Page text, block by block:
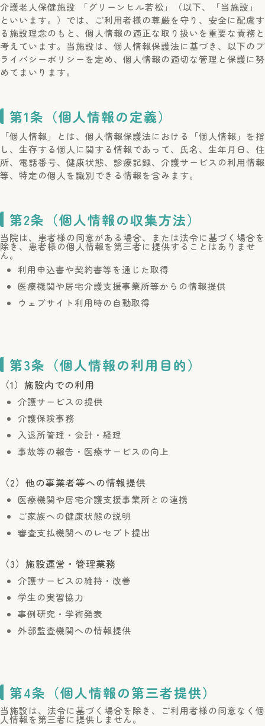
介護老人保健施設 「グリーンヒル若松」（以下、「当施設」
といいます。）では、ご利用者様の尊厳を守り、安全に配慮す
る施設理念のもと、個人情報の適正な取り扱いを重要な責務と
考えています。当施設は、個人情報保護法に基づき、以下のプ
ライバシーポリシーを定め、個人情報の適切な管理と保護に努
めてまいります。
第1条（個人情報の定義）
「個人情報」とは、個人情報保護法における「個人情報」を指
し、生存する個人に関する情報であって、氏名、生年月日、住
所、電話番号、健康状態、診療記録、介護サービスの利用情報
等、特定の個人を識別できる情報を含みます。
第2条（個人情報の収集方法）
当院は、患者様の同意がある場合、または法令に基づく場合を
除き、患者様の個人情報を第三者に提供することはありませ
ん。
利用申込書や契約書等を通じた取得
医療機関や居宅介護支援事業所等からの情報提供
ウェブサイト利用時の自動取得
第3条（個人情報の利用目的）
（1）施設内での利用
介護サービスの提供
介護保険事務
入退所管理・会計・経理
事故等の報告・医療サービスの向上
（2）他の事業者等への情報提供
医療機関や居宅介護支援事業所との連携
ご家族への健康状態の説明
審査支払機関へのレセプト提出
（3）施設運営・管理業務
介護サービスの維持・改善
学生の実習協力
事例研究・学術発表
外部監査機関への情報提供
第4条（個人情報の第三者提供）
当施設は、法令に基づく場合を除き、ご利用者様の同意なく個
人情報を第三者に提供しません。